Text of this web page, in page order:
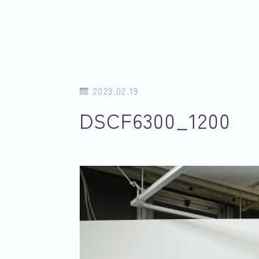
2023.02.19
DSCF6300_1200